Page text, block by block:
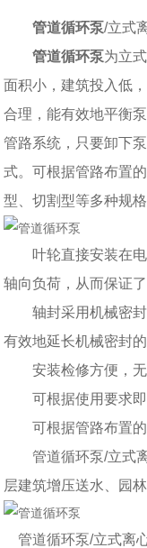
水的智能适配方案
备？
用设备
探究
送优选设备
者
诊断功能
量做得好？上海淳特
海淳特定有一席之地
管道循环泵/立式
管道循环泵为立
面积小，建筑投入低
合理，能有效地平衡
管路系统，只要卸下
式。可根据管路布置
型、切割型等多种规
叶轮直接安装在电
轴向负荷，从而保证
轴封采用机械密封
有效地延长机械密封
安装检修方便，无
可根据使用要求即
可根据管路布置的
管道循环泵/立式离
层建筑增压送水、园
管道循环泵/立式离